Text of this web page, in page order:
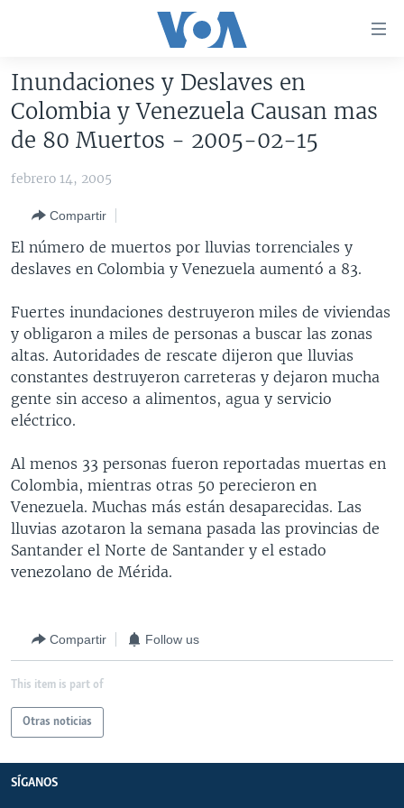
accesibilidad
contenido
Salte
principal
Salte
búsqueda
AMÉRICA DEL NORTE
ELECCIONES EEUU 2024
VOA VERIFICA INMIGRACIÓN
VOA VERIFICA AMÉRICA LATINA
ARGENTINA
BOLIVIA
CHILE
PERÚ
ECUADOR
VENEZUELA
CHINA EN AMÉRICA LATINA
CENTROAMÉRICA
EL SALVADOR
GUATEMALA
HONDURAS
NICARAGUA
INMIGRACIÓN
LIBERTAD DE PRENSA
MUNDO
ECONOMÍA
TECNOLOGÍA
DEPORTES
CIENCIA Y SALUD
ESPECIALES DE LA VOA
LIBERTAD DE PRENSA
UCRANIA
MULTIMEDIA
FOTOGRAFÍA
AUDIOS
EL MUNDO AL DÍA
FORO INTERAMERICANO
VISIÓN 360
LAS CLAVES
RADIO
AVANCE INFORMATIVO
AUDIONOTICIAS
BUENOS DÍAS AMÉRICA
EL MUNDO AL DÍA [RADIO]
FORO [RADIO]
DEPORTIVO INTERNACIONAL
ENTRETENIMIENTO
DIRECT
DOCUMENTALES DE LA VOA
SÍGANOS
Inundaciones y Deslaves en
Colombia y Venezuela Causan mas
de 80 Muertos - 2005-02-15
febrero 14, 2005
Compartir
El número de muertos por lluvias torrenciales y
deslaves en Colombia y Venezuela aumentó a 83.
Fuertes inundaciones destruyeron miles de viviendas
y obligaron a miles de personas a buscar las zonas
altas. Autoridades de rescate dijeron que lluvias
constantes destruyeron carreteras y dejaron mucha
gente sin acceso a alimentos, agua y servicio
eléctrico.
Al menos 33 personas fueron reportadas muertas en
Colombia, mientras otras 50 perecieron en
Venezuela. Muchas más están desaparecidas. Las
lluvias azotaron la semana pasada las provincias de
Santander el Norte de Santander y el estado
venezolano de Mérida.
Compartir Follow us
This item is part of
Otras noticias
SÍGANOS